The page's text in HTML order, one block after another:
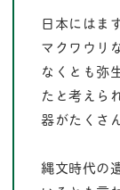
日本にはま
マクワウリ
なくとも弥
たと考えら
器がたくさ
縄文時代の